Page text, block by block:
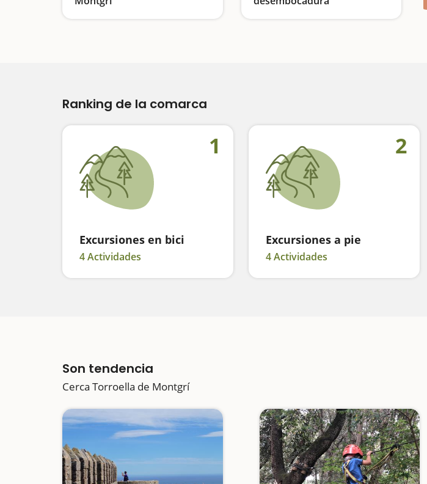
Un castillo con más de 700 años de historia En bici o caminando por la desembocadura
Ranking de la comarca
1
Excursiones en bici
4 Actividades
2
Excursiones a pie
4 Actividades
Son tendencia
Cerca Torroella de Montgrí